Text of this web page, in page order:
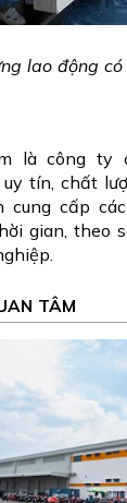
lao động
là công ty
tín, chất
cung cấp
gian, theo
TÂM